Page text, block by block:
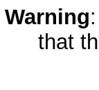
Warning
that